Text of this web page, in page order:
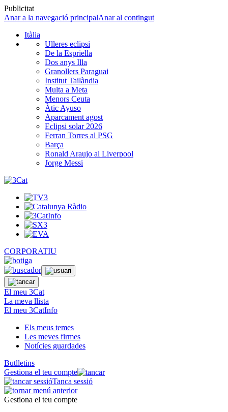
Publicitat
Anar a la navegació principalAnar al contingut
Itàlia
Ulleres eclipsi
De la Espriella
Dos anys Illa
Granollers Paraguai
Institut Tailàndia
Multa a Meta
Menors Ceuta
Àtic Ayuso
Aparcament agost
Eclipsi solar 2026
Ferran Torres al PSG
Barça
Ronald Araujo al Liverpool
Jorge Messi
CORPORATIU
El meu 3Cat
La meva llista
El meu 3CatInfo
Els meus temes
Les meves firmes
Notícies guardades
Butlletins
Gestiona el teu compte
Tanca sessió
Gestiona el teu compte